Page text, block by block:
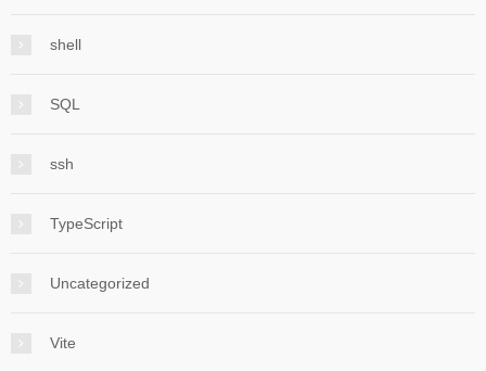
shell
SQL
ssh
TypeScript
Uncategorized
Vite